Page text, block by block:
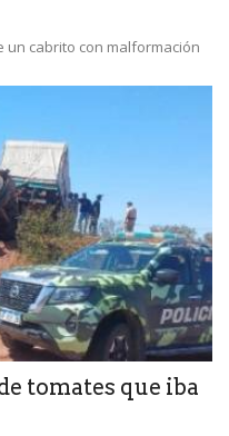
un cabrito con malformación
tomates que iba